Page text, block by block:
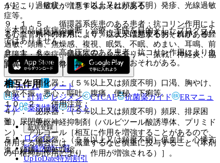
が起こり、症状が増悪するおそれがある。
９．１．５． 循環器系疾患のある患者：抗コリン作用によ
る心血管系への作用により、症状が増悪するおそれがある。
９．１．６． 高血圧症のある患者：抗コリン作用により血
管拡張が抑制され、血圧が上昇するおそれがある。
相互作用
１０．２． 併用注意：
１）． 中枢神経抑制剤（バルビツール酸誘導体、プリミド
ン）、アルコール［相互に作用を増強することがあるので、
併用する場合には、減量するなど慎重に投与すること（本剤
の中枢抑制作用により、作用が増強される）］。
１）． 過敏症：（５％以上又は頻度不明）発疹、光線過敏
症等。
２）． 精神神経系：（５％以上又は頻度不明）鎮静、神経
過敏、頭痛、焦燥感、複視、眠気、不眠、めまい、耳鳴、前
庭障害、多幸症、情緒不安、ヒステリー、振戦、神経炎、協
調異常、感覚異常、霧視等。
３）． 消化器：（５％以上又は頻度不明）口渇、胸やけ、
食欲不振、悪心・嘔吐、腹痛、便秘、下痢等。
４）． 泌尿器：（５％以上又は頻度不明）頻尿、排尿困
難、尿閉等。
５）． 循環器：（５％以上又は頻度不明）低血圧、心悸亢
進、頻脈、期外収縮。
※本製品は疾病の診断・治療・予防を目的としたプログラム
ではありません。
ホーム
ノート
表・計算
レジメン CTCAE 抗菌薬ガイド
ERマニュ
アル
薬剤情報 ポスト
新規登録
ログイン
監修医師一覧
UpToDate特別割引